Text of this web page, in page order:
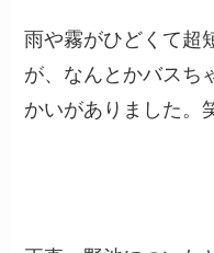
雨や霧がひどくて超
が、なんとかバスち
かいがありました。